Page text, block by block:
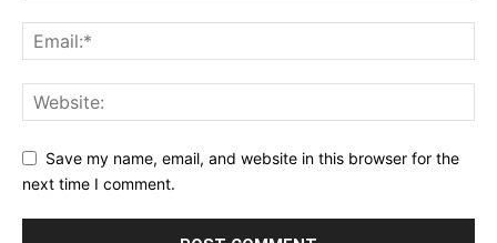
Save my name, email, and website in this browser for the
next time I comment.